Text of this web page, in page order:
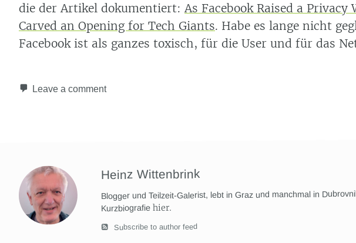
die der Artikel dokumentiert:As Facebook Raised a Privacy
Carved an Opening for Tech Giants. Habe es lange nicht
Facebook ist als ganzes toxisch, für die User und für das
Leave a comment
Heinz Wittenbrink
Blogger und Teilzeit-Galerist, lebt in Graz und manchmal in
Kurzbiografiehier.
Subscribe to author feed